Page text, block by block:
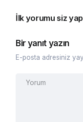
İlk yorumu siz
Bir yanıt yazın
E-posta adresiniz